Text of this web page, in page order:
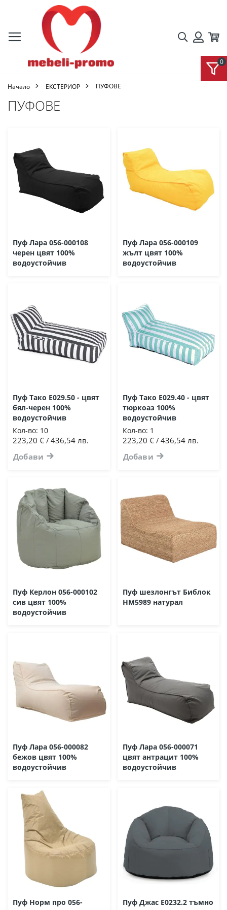
Търсене
Начало ЕКСТЕРИОР ПУФОВЕ
ПУФОВЕ
Пуф Лара 056-000108
черен цвят 100%
водоустойчив
Пуф Лара 056-000109
жълт цвят 100%
водоустойчив
Пуф Тако E029.50 - цвят
бял-черен 100%
водоустойчив
Кол-во: 10
223,20 € / 436,54 лв.
Добави
Пуф Тако Ε029.40 - цвят
тюркоаз 100%
водоустойчив
Кол-во: 1
223,20 €/ 436,54 лв.
Добави
Пуф Керлон 056-000102
сив цвят 100%
водоустойчив
Пуф шезлонгът Библок
HM5989 натурал
Пуф Лара 056-000082
бежов цвят 100%
водоустойчив
Пуф Лара 056-000071
цвят антрацит 100%
водоустойчив
Пуф Норм про 056-
Пуф Джас Ε0232.2 тъмно